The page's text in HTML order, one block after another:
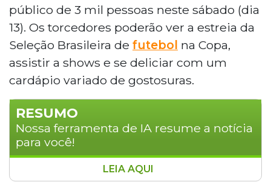
público de 3 mil pessoas neste sábado (dia
13). Os torcedores poderão ver a estreia da
Seleção Brasileira de futebol na Copa,
assistir a shows e se deliciar com um
cardápio variado de gostosuras.
RESUMO
Nossa ferramenta de IA resume a notícia
para você!
LEIA AQUI